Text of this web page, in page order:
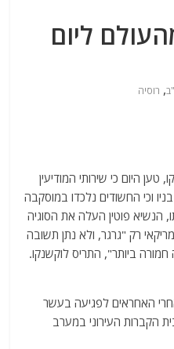
ליום
, רוסיה
o
היום כי שירותי המודיעין
וכי החשודים נלכדו במוסקבה
הנשיא פוטין העלה את הסוגיה
רק "גרגר, ולא נתן תשובה
ביותר", התריס לוקשנקו.
האחראים לפגיעה בעשר
הקברות העירוני במערב